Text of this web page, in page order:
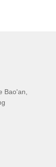
Bao'an,